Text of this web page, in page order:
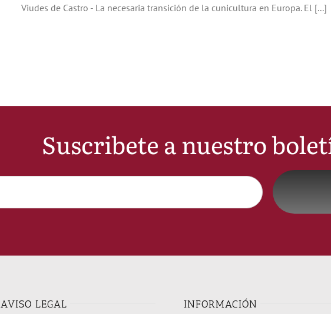
Viudes de Castro - La necesaria transición de la cunicultura en Europa. El [...]
Suscribete a nuestro
AVISO LEGAL INFORMACIÓN